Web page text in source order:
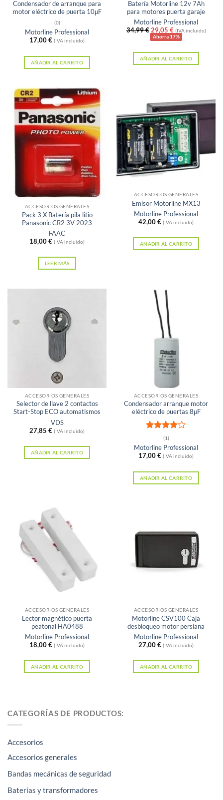
Condensador de arranque para
motor eléctrico de puerta 10μF
(0)
Motorline Professional
17,00€ (IVA incluido)
AÑADIR AL CARRITO
Batería Motorline 12v 7Ah
para motores puerta garaje
Motorline Professional
34,99€ El
precio
era:
34,99 €.
29,05 €El
precio
es:
29,05 €.
(IVA incluido)
Ahorra 17%
AÑADIR AL CARRITO
Sin existencias
ACCESORIOS GENERALES
Pack 3 X Batería pila litio
Panasonic CR2 3V 2023
FAAC
18,00€ (IVA incluido)
LEER MÁS
ACCESORIOS GENERALES
Emisor Motorline MX13
Motorline Professional
42,00€ (IVA incluido)
AÑADIR AL CARRITO
ACCESORIOS GENERALES
Selector de llave 2 contactos
Start-Stop ECO automatismos
VDS
27,85 € (IVA incluido)
AÑADIR AL CARRITO
ACCESORIOS GENERALES
Condensador arranque motor
eléctrico de puertas 8μF
Valorado
con 4de
5
(1)
Motorline Professional
17,00€ (IVA incluido)
AÑADIR AL CARRITO
ACCESORIOS GENERALES
Lector magnético puerta
peatonal HA0488
Motorline Professional
18,00€ (IVA incluido)
AÑADIR AL CARRITO
ACCESORIOS GENERALES
Motorline CSV100 Caja
desbloqueo motor persiana
Motorline Professional
27,00€ (IVA incluido)
AÑADIR AL CARRITO
CATEGORÍAS DE PRODUCTOS:
Accesorios
Accesorios generales
Bandas mecánicas de seguridad
Baterías y transformadores